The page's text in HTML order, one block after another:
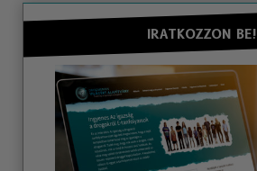
IRATKOZZON BE!